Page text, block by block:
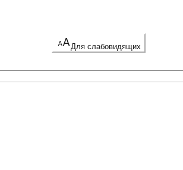
Для слабовидящих